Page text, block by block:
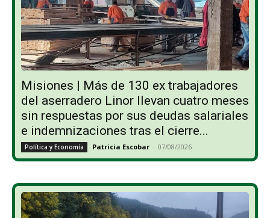
Misiones | Más de 130 ex trabajadores
del aserradero Linor llevan cuatro meses
sin respuestas por sus deudas salariales
e indemnizaciones tras el cierre...
Política y Economía Patricia Escobar - 07/08/2026